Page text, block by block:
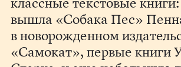
вышла «Собака Пес»
в новорожденном
«Самокат», первые книги